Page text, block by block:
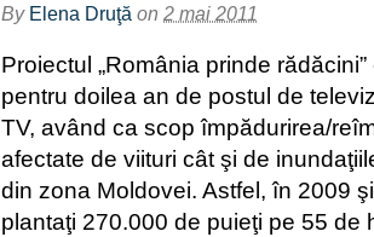
By Elena Druţă on 2 mai 2011
Proiectul „România prinde
pentru doilea an de postul de
TV, având ca scop împădurirea/
afectate de viituri cât şi de
din zona Moldovei. Astfel, în 2009
plantaţi 270.000 de puieţi pe 55 de